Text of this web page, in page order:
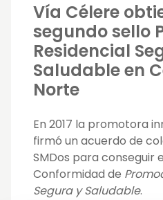
Vía Célere
segundo sello
Residencial
Saludable en
Norte
En 2017 la promotora
firmó un acuerdo de
SMDos para conseguir
Conformidad de
Segura y Saludable.